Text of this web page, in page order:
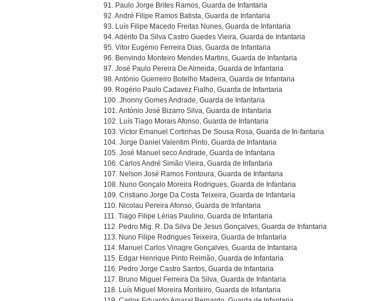
91. Paulo Jorge Brites Ramos, Guarda de Infantaria
92. André Filipe Ramos Batista, Guarda de Infantaria
93. Luís Filipe Macedo Freitas Nunes, Guarda de Infantaria
94. Adérito Da Silva Castro Guedes Vieira, Guarda de Infantaria
95. Vitor Eugénio Ferreira Dias, Guarda de Infantaria
96. Benvindo Monteiro Mendes Martins, Guarda de Infantaria
97. José Paulo Pereira De Almeida, Guarda de Infantaria
98. António Guerreiro Botelho Madeira, Guarda de Infantaria
99. Rogério Paulo Cadavez Fialho, Guarda de Infantaria
100. Jhonny Gomes Andrade, Guarda de Infantaria
101. António José Bizarro Silva, Guarda de Infantaria
102. Luís Tiago Morais Afonso, Guarda de Infantaria
103. Victor Emanuel Cortinhas De Sousa Rosa, Guarda de In-fantaria
104. Jorge Daniel Valentim Pinto, Guarda de Infantaria
105. José Manuel seco Andrade, Guarda de Infantaria
106. Carlos André Simão Vieira, Guarda de Infantaria
107. Nelson José Ramos Fontoura, Guarda de Infantaria
108. Nuno Gonçalo Moreira Rodrigues, Guarda de Infantaria
109. Cristiano Jorge Da Costa Teixeira, Guarda de Infantaria
110. Nicolau Pereira Afonso, Guarda de Infantaria
111. Tiago Filipe Lérias Paulino, Guarda de Infantaria
112. Pedro Mig. R. Da Silva De Jesus Gonçalves, Guarda de Infantaria
113. Nuno Filipe Rodrigues Teixeira, Guarda de Infantaria
114. Manuel Carlos Vinagre Gonçalves, Guarda de Infantaria
115. Edgar Henrique Pinto Reimão, Guarda de Infantaria
116. Pedro Jorge Castro Santos, Guarda de Infantaria
117. Bruno Miguel Ferreira Da Silva, Guarda de Infantaria
118. Luís Miguel Moreira Monteiro, Guarda de Infantaria